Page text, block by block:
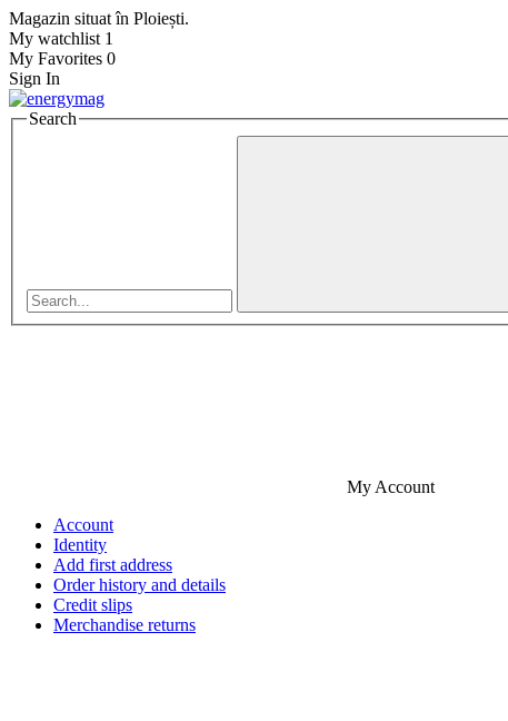
Magazin situat în Ploiești.
My watchlist 1
My Favorites 0
Sign In
Search
My Account
Account
Identity
Add first address
Order history and details
Credit slips
Merchandise returns